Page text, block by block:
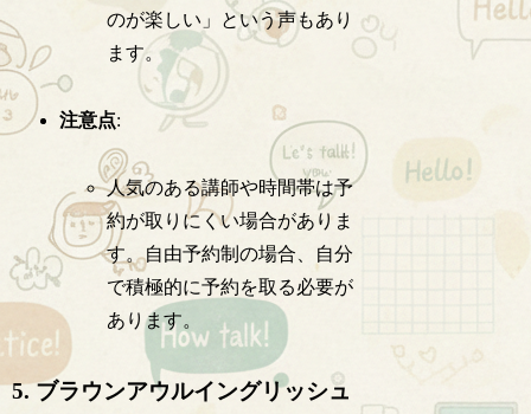
のが楽しい」という声もあり
ます。
注意点:
人気のある講師や時間帯は予
約が取りにくい場合がありま
す。自由予約制の場合、自分
で積極的に予約を取る必要が
あります。
5. ブラウンアウルイングリッシュ